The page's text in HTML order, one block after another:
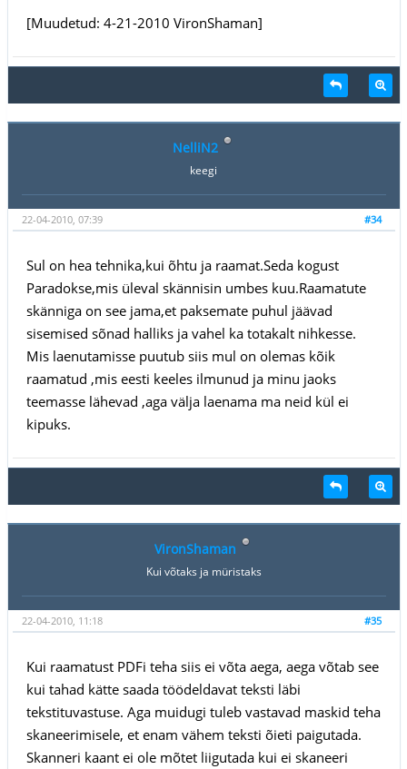
[Muudetud: 4-21-2010 VironShaman]
NelliN2
keegi
#34
22-04-2010, 07:39
Sul on hea tehnika,kui õhtu ja raamat.Seda kogust
Paradokse,mis üleval skännisin umbes kuu.Raamatute
skänniga on see jama,et paksemate puhul jäävad
sisemised sõnad halliks ja vahel ka totakalt nihkesse.
Mis laenutamisse puutub siis mul on olemas kõik
raamatud ,mis eesti keeles ilmunud ja minu jaoks
teemasse lähevad ,aga välja laenama ma neid kül ei
kipuks.
VironShaman
Kui võtaks ja müristaks
#35
22-04-2010, 11:18
Kui raamatust PDFi teha siis ei võta aega, aega võtab see
kui tahad kätte saada töödeldavat teksti läbi
tekstituvastuse. Aga muidugi tuleb vastavad maskid teha
skaneerimisele, et enam vähem teksti õieti paigutada.
Skanneri kaant ei ole mõtet liigutada kui ei skaneeri